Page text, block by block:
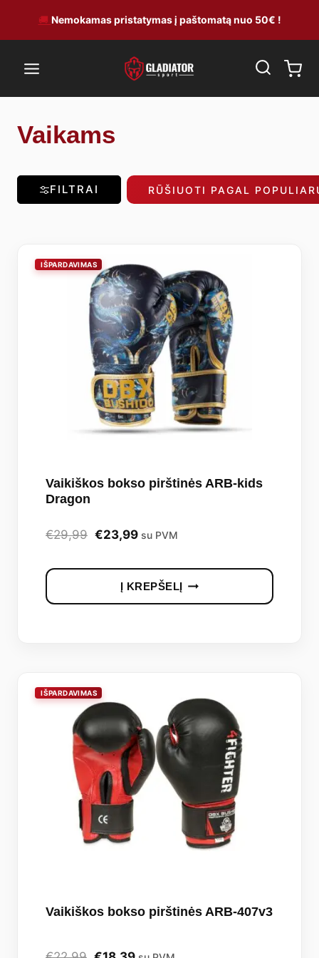
to
content
🚚 Nemokamas pristatymas į paštomatą nuo 50€ !
Vaikams
FILTRAI RŪŠIUOTI PAGAL
Vaikiškos bokso pirštinės ARB-kids
Dragon
€29,99 Original
was:
€29,99.
€23,99Current
is:
€23,99.
su PVM
Į KREPŠELĮ
Vaikiškos bokso pirštinės ARB-407v3